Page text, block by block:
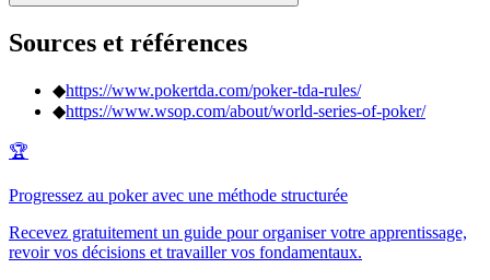
Sources et références
◆https://www.pokertda.com/poker-tda-rules/
◆https://www.wsop.com/about/world-series-of-poker/
🏆
Progressez au poker avec une méthode structurée
Recevez gratuitement un guide pour organiser votre apprentissage,
revoir vos décisions et travailler vos fondamentaux.